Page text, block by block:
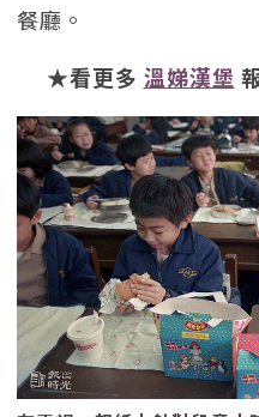
餐廳。
★看更多 溫娣漢堡